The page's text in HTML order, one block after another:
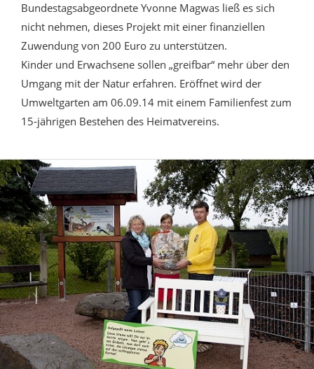
Bundestagsabgeordnete Yvonne Magwas ließ es sich
nicht nehmen, dieses Projekt mit einer finanziellen
Zuwendung von 200 Euro zu unterstützen.
Kinder und Erwachsene sollen „greifbar“ mehr über den
Umgang mit der Natur erfahren. Eröffnet wird der
Umweltgarten am 06.09.14 mit einem Familienfest zum
15-jährigen Bestehen des Heimatvereins.